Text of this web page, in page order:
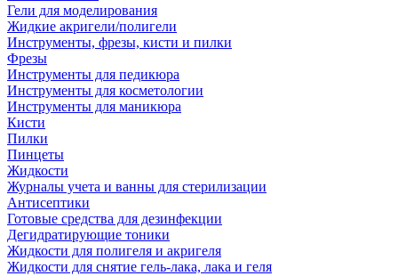
Гели для моделирования
Жидкие акригели/полигели
Инструменты, фрезы, кисти и пилки
Фрезы
Инструменты для педикюра
Инструменты для косметологии
Инструменты для маникюра
Кисти
Пилки
Пинцеты
Жидкости
Журналы учета и ванны для стерилизации
Антисептики
Готовые средства для дезинфекции
Дегидратирующие тоники
Жидкости для полигеля и акригеля
Жидкости для снятие гель-лака, лака и геля